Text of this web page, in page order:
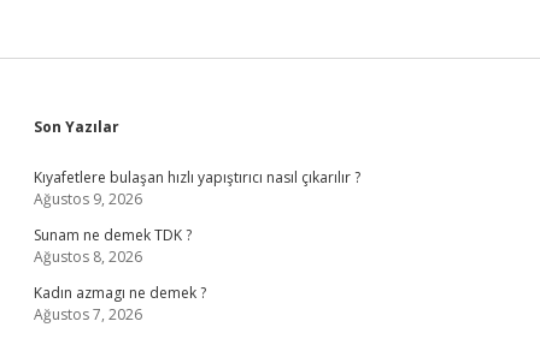
Sidebar
Son Yazılar
Kıyafetlere bulaşan hızlı yapıştırıcı nasıl çıkarılır ?
Ağustos 9, 2026
Sunam ne demek TDK ?
Ağustos 8, 2026
Kadın azmagı ne demek ?
Ağustos 7, 2026